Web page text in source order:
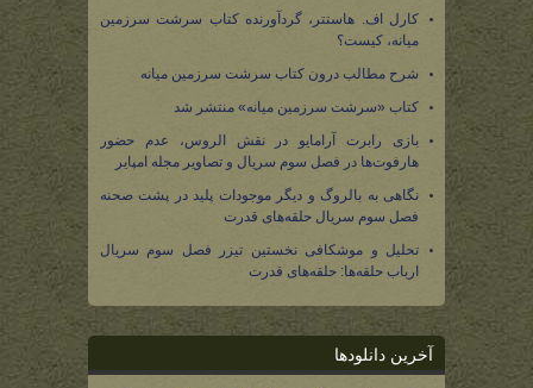
کارل اف. هاستتر، گردآورنده کتاب سرشت سرزمین
میانه، کیست؟
شرح مطالب درون کتاب سرشت سرزمین میانه
کتاب «سرشت سرزمین میانه» منتشر شد
بازی رابرت آرامایو در نقش الروس، عدم حضور
هارفوت‌ها در فصل سوم سریال و تصاویر مجله امپایر
نگاهی به بالروگ و دیگر موجودات پلید در پشت صحنه
فصل سوم سریال حلقه‌های قدرت
تحلیل و موشکافی نخستین تیزر فصل سوم سریال
ارباب حلقه‌ها: حلقه‌های قدرت
آخرین دانلودها